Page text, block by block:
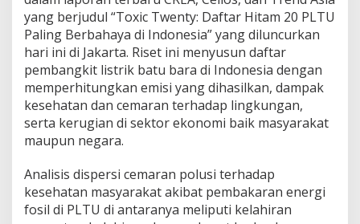
yang berjudul “Toxic Twenty: Daftar Hitam 20 PLTU
Paling Berbahaya di Indonesia” yang diluncurkan
hari ini di Jakarta. Riset ini menyusun daftar
pembangkit listrik batu bara di Indonesia dengan
memperhitungkan emisi yang dihasilkan, dampak
kesehatan dan cemaran terhadap lingkungan,
serta kerugian di sektor ekonomi baik masyarakat
maupun negara.
Analisis dispersi cemaran polusi terhadap
kesehatan masyarakat akibat pembakaran energi
fosil di PLTU di antaranya meliputi kelahiran